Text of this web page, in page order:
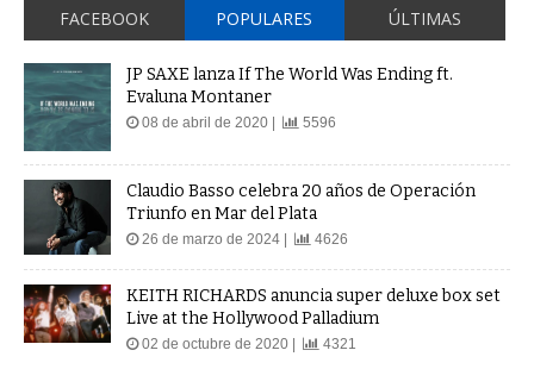
FACEBOOK POPULARES ÚLTIMAS
JP SAXE lanza If The World Was Ending ft.
Evaluna Montaner
08 de abril de 2020 | 5596
Claudio Basso celebra 20 años de Operación
Triunfo en Mar del Plata
26 de marzo de 2024 | 4626
KEITH RICHARDS anuncia super deluxe box set
Live at the Hollywood Palladium
02 de octubre de 2020 | 4321